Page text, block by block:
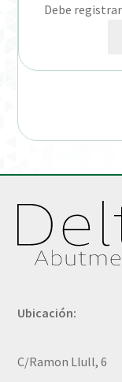
Debe
Ubicación:
C/Ramon Llull, 6